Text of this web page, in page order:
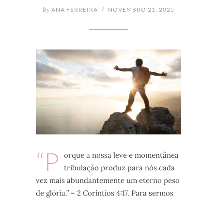
By ANA FERREIRA / NOVEMBRO 21, 2025
“P
orque a nossa leve e momentânea
tribulação produz para nós cada
vez mais abundantemente um eterno peso
de glória.” – 2 Coríntios 4:17. Para sermos